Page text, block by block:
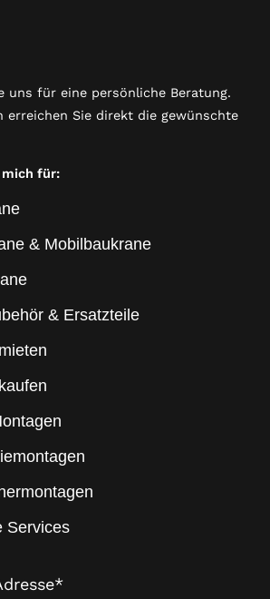
uns für eine persönliche Beratung.
erreichen Sie direkt die gewünschte
mich für:
& Mobilbaukrane
& Ersatzteile
Services